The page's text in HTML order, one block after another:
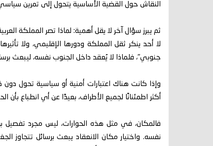
النقاش حول القضية الأساسية يتحول إلى تمرين
ثم يبرز سؤال آخر لا يقل أهمية: لماذا تصر المملكة
لا أحد ينكر ثقل المملكة ودورها الإقليمي، ولا
جنوبي"، فلماذا لا يُعقد داخل الجنوب نفسه، ليبعث
وإذا كانت هناك اعتبارات أمنية أو سياسية تحول دون
أكثر اطمئنانًا لجميع الأطراف، بعيدًا عن أي انطباع
فالمكان، في مثل هذه الحوارات، ليس مجرد تفصيل
نفسه. واختيار مكان الانعقاد يبعث برسائل تتجاوز